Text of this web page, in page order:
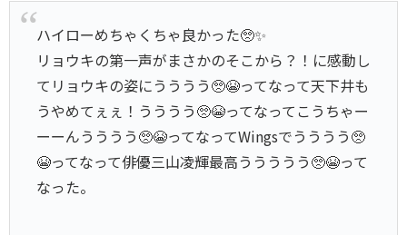
ハイローめちゃくちゃ良かった🥺✨
リョウキの第一声がまさかのそこから？！に感動し
てリョウキの姿にうううう🥺😭ってなって天下井も
うやめてぇぇ！うううう🥺😭ってなってこうちゃー
ーーんうううう🥺😭ってなってWingsでうううう🥺
😭ってなって俳優三山凌輝最高ううううう🥺😭って
なった。